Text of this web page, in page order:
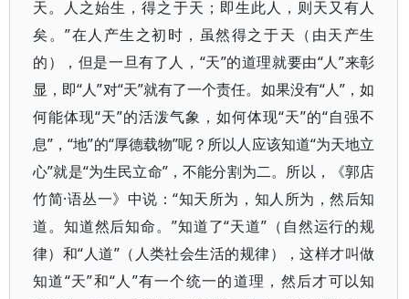
天。人之始生，得之于天；即生此人，则天又有人
矣。”在人产生之初时，虽然得之于天（由天产生
的），但是一旦有了人，“天”的道理就要由“人”来彰
显，即“人”对“天”就有了一个责任。如果没有“人”，如
何能体现“天”的活泼气象，如何体现“天”的“自强不
息”，“地”的“厚德载物”呢？所以人应该知道“为天地立
心”就是“为生民立命”，不能分割为二。所以，《郭店
竹简·语丛一》中说：“知天所为，知人所为，然后知
道。知道然后知命。”知道了“天道”（自然运行的规
律）和“人道”（人类社会生活的规律），这样才叫做
知道“天”和“人”有一个统一的道理，然后才可以知